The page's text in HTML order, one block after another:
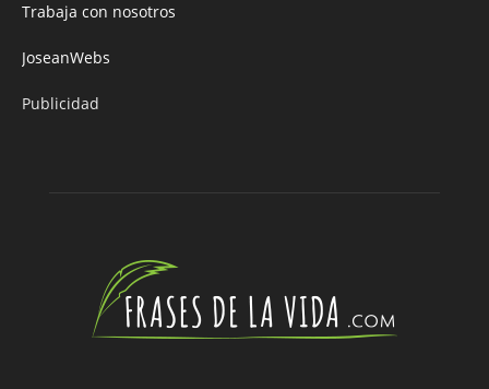
Trabaja con nosotros
JoseanWebs
Publicidad